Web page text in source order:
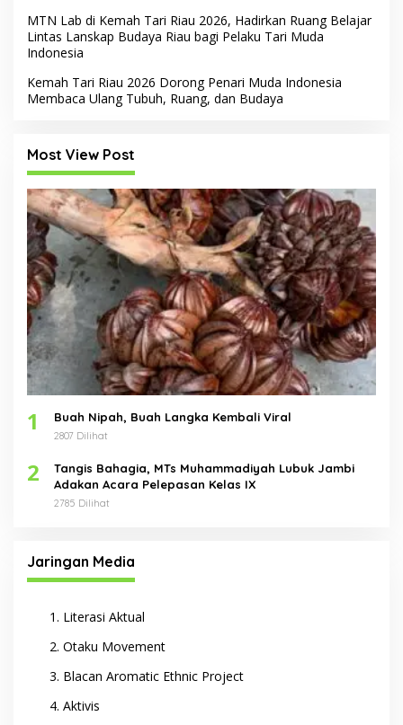
MTN Lab di Kemah Tari Riau 2026, Hadirkan Ruang Belajar
Lintas Lanskap Budaya Riau bagi Pelaku Tari Muda
Indonesia
Kemah Tari Riau 2026 Dorong Penari Muda Indonesia
Membaca Ulang Tubuh, Ruang, dan Budaya
Most View Post
1 Buah Nipah, Buah Langka Kembali Viral
2807 Dilihat
2
Tangis Bahagia, MTs Muhammadiyah Lubuk Jambi
Adakan Acara Pelepasan Kelas IX
2785 Dilihat
Jaringan Media
Literasi Aktual
Otaku Movement
Blacan Aromatic Ethnic Project
Aktivis